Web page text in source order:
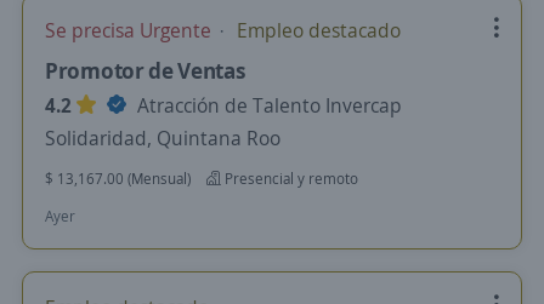
Se precisa Urgente Empleo destacado
Promotor de Ventas
4.2
Atracción de Talento Invercap
Solidaridad, Quintana Roo
$ 13,167.00 (Mensual)
Presencial y remoto
Ayer